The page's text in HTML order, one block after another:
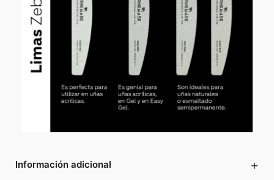
Información adicional +